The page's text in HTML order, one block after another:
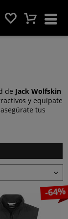
de Jack Wolfskin
y equípate
tus
-64%